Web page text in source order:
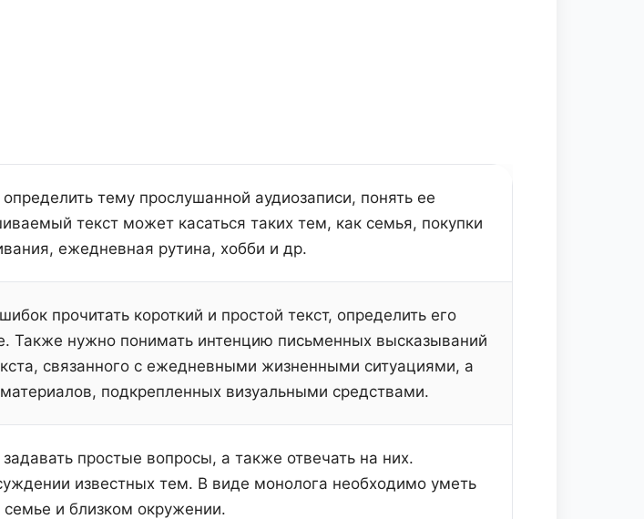
тему прослушанной аудиозаписи, понять ее
текст может касаться таких тем, как семья, покупки
ежедневная рутина, хобби и др.
прочитать короткий и простой текст, определить его
Также нужно понимать интенцию письменных высказываний
связанного с ежедневными жизненными ситуациями, а
подкрепленных визуальными средствами.
простые вопросы, а также отвечать на них.
известных тем. В виде монолога необходимо уметь
семье и близком окружении.